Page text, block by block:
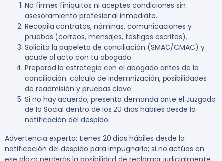
No firmes finiquitos ni aceptes condiciones sin
asesoramiento profesional inmediato.
Recopila contratos, nóminas, comunicaciones y
pruebas (correos, mensajes, testigos escritos).
Solicita la papeleta de conciliación (SMAC/CMAC) y
acude al acto con tu abogado.
Preparad la estrategia con el abogado antes de la
conciliación: cálculo de indemnización, posibilidades
de readmisión y pruebas clave.
Si no hay acuerdo, presenta demanda ante el Juzgado
de lo Social dentro de los 20 días hábiles desde la
notificación del despido.
Advertencia experta: tienes 20 días hábiles desde la
notificación del despido para impugnarlo; si no actúas en